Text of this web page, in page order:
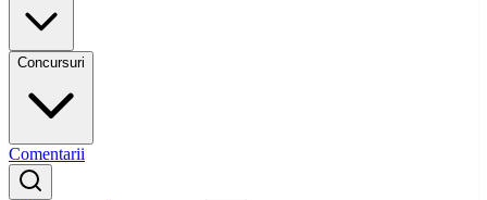
Concursuri
Comentarii